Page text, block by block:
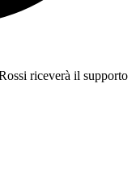
riceverà il supporto